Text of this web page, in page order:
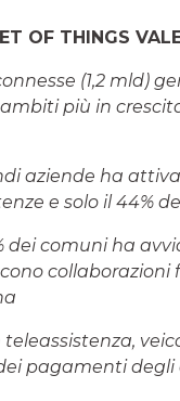
OF THINGS
(1,2 mld)
più in
aziende ha
e solo il 44%
dei comuni ha
teleassistenza,
pagamenti